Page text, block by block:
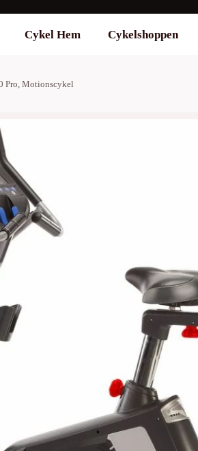
Cykel Hem Cykelshoppen
Pro, Motionscykel